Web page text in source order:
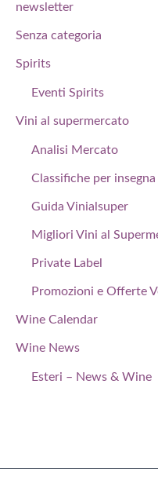
newsletter
Senza categoria
Spirits
Eventi Spirits
Vini al supermercato
Analisi Mercato
Classifiche per insegna
Guida Vinialsuper
Migliori Vini al
Private Label
Promozioni e Offerte
Wine Calendar
Wine News
Esteri – News & Wine